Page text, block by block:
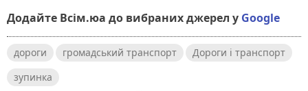
Додайте Всім.юа до вибраних джерел у Google
дороги громадський транспорт
Дороги і транспорт
зупинка